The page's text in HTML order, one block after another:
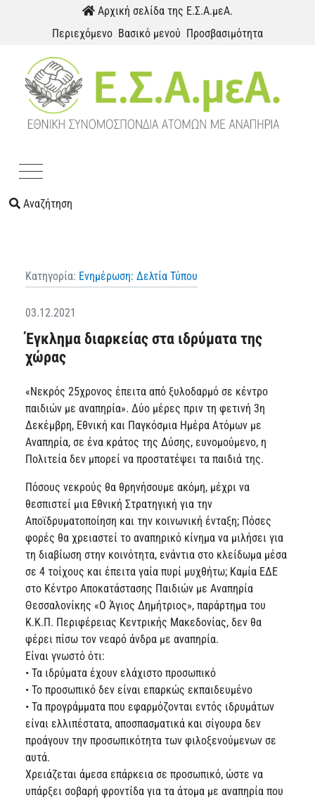
Παράκαμψη προς το περιεχόμενοΑρχική σελίδα της Ε.Σ.Α.μεΑ.
Περιεχόμενο Βασικό μενού Προσβασιμότητα
Αναζήτηση
Κατηγορία: Ενημέρωση: Δελτία Τύπου
03.12.2021
Έγκλημα διαρκείας στα ιδρύματα της
χώρας
«Νεκρός 25χρονος έπειτα από ξυλοδαρμό σε κέντρο
παιδιών με αναπηρία». Δύο μέρες πριν τη φετινή 3η
Δεκέμβρη, Εθνική και Παγκόσμια Ημέρα Ατόμων με
Αναπηρία, σε ένα κράτος της Δύσης, ευνομούμενο, η
Πολιτεία δεν μπορεί να προστατέψει τα παιδιά της.
Πόσους νεκρούς θα θρηνήσουμε ακόμη, μέχρι να
θεσπιστεί μια Εθνική Στρατηγική για την
Αποϊδρυματοποίηση και την κοινωνική ένταξη; Πόσες
φορές θα χρειαστεί το αναπηρικό κίνημα να μιλήσει για
τη διαβίωση στην κοινότητα, ενάντια στο κλείδωμα μέσα
σε 4 τοίχους και έπειτα γαία πυρί μυχθήτω; Καμία ΕΔΕ
στο Κέντρο Αποκατάστασης Παιδιών με Αναπηρία
Θεσσαλονίκης «Ο Άγιος Δημήτριος», παράρτημα του
Κ.Κ.Π. Περιφέρειας Κεντρικής Μακεδονίας, δεν θα
φέρει πίσω τον νεαρό άνδρα με αναπηρία.
Είναι γνωστό ότι:
• Τα ιδρύματα έχουν ελάχιστο προσωπικό
• Το προσωπικό δεν είναι επαρκώς εκπαιδευμένο
• Τα προγράμματα που εφαρμόζονται εντός ιδρυμάτων
είναι ελλιπέστατα, αποσπασματικά και σίγουρα δεν
προάγουν την προσωπικότητα των φιλοξενούμενων σε
αυτά.
Χρειάζεται άμεσα επάρκεια σε προσωπικό, ώστε να
υπάρξει σοβαρή φροντίδα για τα άτομα με αναπηρία που